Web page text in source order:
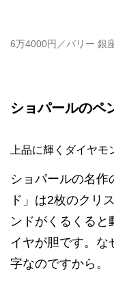
6万4000円／バリー 銀
ショパールのペ
上品に輝くダイヤモ
ショパールの名作
ド」は2枚のクリ
ンドがくるくると
イヤが胆です。な
字なのですから。